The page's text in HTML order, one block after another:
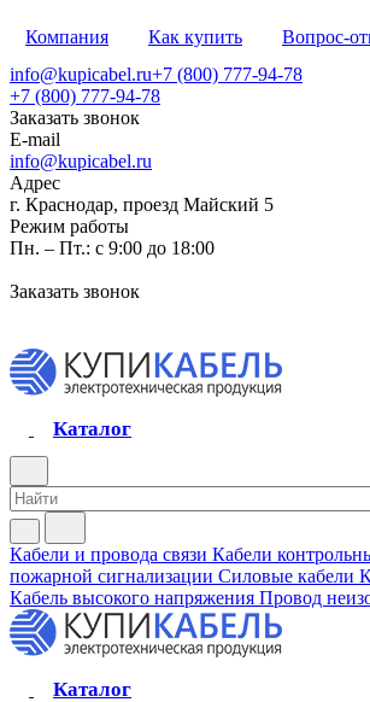
Компания Как купить Вопрос-
info@kupicabel.ru+7 (800) 777-94-78
+7 (800) 777-94-78
Заказать звонок
E-mail
info@kupicabel.ru
Адрес
г. Краснодар, проезд Майский 5
Режим работы
Пн. – Пт.: с 9:00 до 18:00
Заказать звонок
Каталог
Кабели и провода связи Кабели
пожарной сигнализации Силовые кабели
Кабель высокого напряжения Провод
Каталог